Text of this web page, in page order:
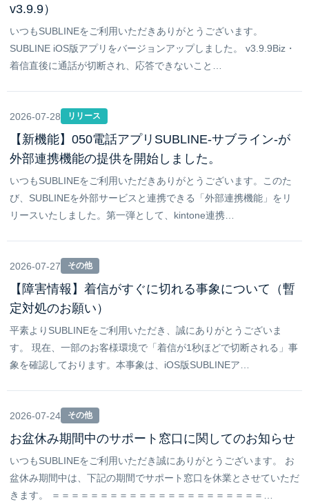
v3.9.9）
いつもSUBLINEをご利用いただきありがとうございます。
SUBLINE iOS版アプリをバージョンアップしました。 v3.9.9Biz・
着信直後に通話が切断され、応答できないこと…
2026-07-28 リリース
【新機能】050電話アプリSUBLINE-サブライン-が
外部連携機能の提供を開始しました。
いつもSUBLINEをご利用いただきありがとうございます。このた
び、SUBLINEを外部サービスと連携できる「外部連携機能」をリ
リースいたしました。第一弾として、kintone連携…
2026-07-27 その他
【障害情報】着信がすぐに切れる事象について（暫
定対処のお願い）
平素よりSUBLINEをご利用いただき、誠にありがとうございま
す。 現在、一部のお客様環境で「着信が1秒ほどで切断される」事
象を確認しております。本事象は、iOS版SUBLINEア…
2026-07-24 その他
お盆休み期間中のサポート窓口に関してのお知らせ
いつもSUBLINEをご利用いただき誠にありがとうございます。 お
盆休み期間中は、下記の期間でサポート窓口を休業とさせていただ
きます。 ＝＝＝＝＝＝＝＝＝＝＝＝＝＝＝＝＝＝＝＝＝＝…